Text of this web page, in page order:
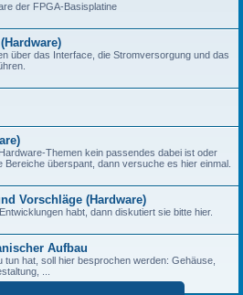
der FPGA-Basisplatine
über das Interface, die Stromversorgung und das
Themen kein passendes dabei ist oder
Bereiche überspant, dann versuche es hier einmal.
Vorschläge (Hardware)
habt, dann diskutiert sie bitte hier.
Aufbau
tun hat, soll hier besprochen werden: Gehäuse,
...